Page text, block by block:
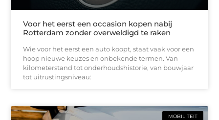
Voor het eerst een occasion kopen nabij
Rotterdam zonder overweldigd te raken
Wie voor het eerst een auto koopt, staat vaak voor een
hoop nieuwe keuzes en onbekende termen. Van
kilometerstand tot onderhoudshistorie, van bouwjaar
tot uitrustingsniveau:
MOBILITEIT